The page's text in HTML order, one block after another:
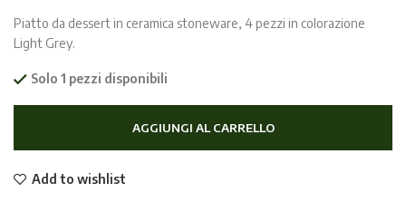
Piatto da dessert in ceramica stoneware, 4 pezzi in colorazione
Light Grey.
Solo 1 pezzi disponibili
AGGIUNGI AL CARRELLO
Add to wishlist